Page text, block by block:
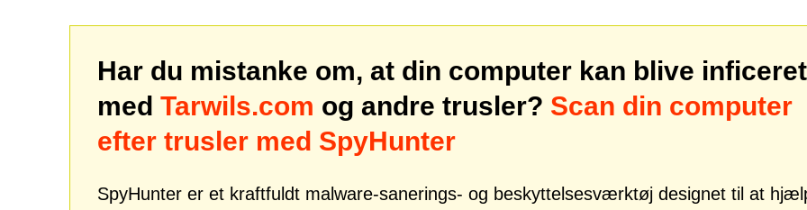
Har du mistanke om, at din computer kan blive inficeret
med Tarwils.com og andre trusler? Scan din computer
efter trusler med SpyHunter
SpyHunter er et kraftfuldt malware-sanerings- og beskyttelsesværktøj designet til at